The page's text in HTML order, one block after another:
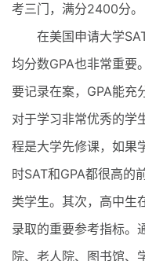
考三门，满分2400分。
在美国申请大学SAT
均分数GPA也非常重要
要记录在案，GPA能充
对于学习非常优秀的学
程是大学先修课，如果
时SAT和GPA都很高的
类学生。其次，高中生
录取的重要参考指标。
院、老人院、图书馆、